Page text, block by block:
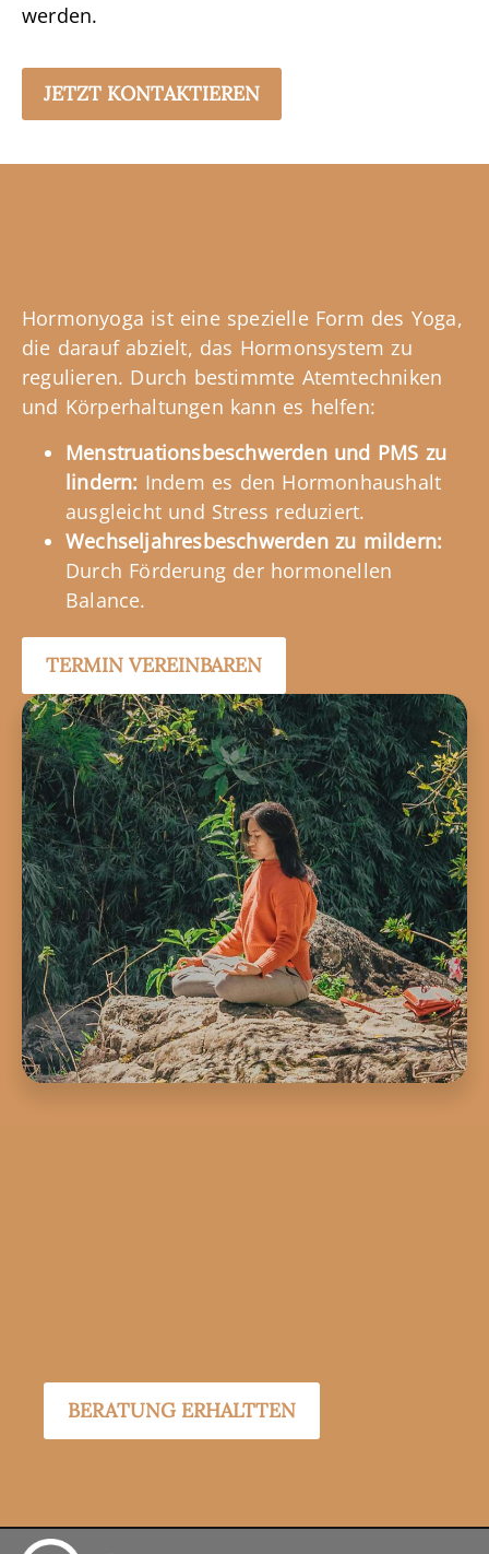
werden.
JETZT KONTAKTIEREN
Hormonyoga ist eine spezielle Form des Yoga,
die darauf abzielt, das Hormonsystem zu
regulieren. Durch bestimmte Atemtechniken
und Körperhaltungen kann es helfen:
Menstruationsbeschwerden und PMS zu
lindern: Indem es den Hormonhaushalt
ausgleicht und Stress reduziert.
Wechseljahresbeschwerden zu mildern:
Durch Förderung der hormonellen
Balance.
TERMIN VEREINBAREN
BERATUNG ERHALTTEN